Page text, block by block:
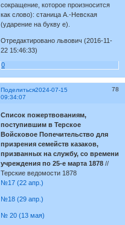
сокращение, которое произносится
как слово): станица А.-Невская
(ударение на букву е).
Отредактировано львович (2016-11-
22 15:46:33)
0
Поделиться 78
2024-07-15
09:34:07
Список пожертвованиям,
поступившим в Терское
Войсковое Попечительство для
призрения семейств казаков,
призванных на службу, со времени
учреждения по 25-е марта 1878//
Терские ведомости 1878
№17 (22 апр.)
№18 (29 апр.)
№ 20 (13 мая)